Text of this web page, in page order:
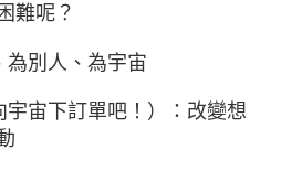
難呢？
為別人、為宇宙
宙下訂單吧！）：改變想